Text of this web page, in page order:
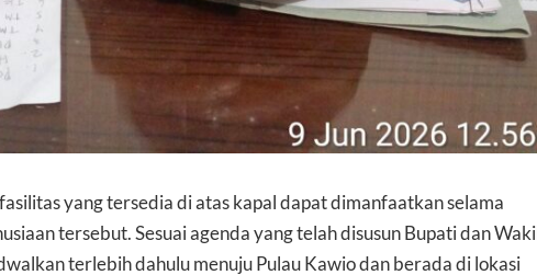
yang tersedia di atas kapal dapat dimanfaatkan selama
tersebut. Sesuai agenda yang telah disusun Bupati dan Wakil
terlebih dahulu menuju Pulau Kawio dan berada di lokasi